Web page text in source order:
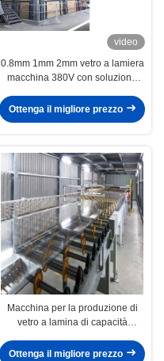
video
0.8mm 1mm 2mm vetro a lamiera
macchina 380V con soluzione
Ottenga il migliore prezzo
Macchina per la produzione di
vetro a lamina di capacità
di vetro liscio
Ottenga il migliore prezzo